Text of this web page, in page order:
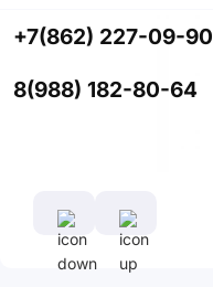
+7(862) 227-09-90
8(988) 182-80-64